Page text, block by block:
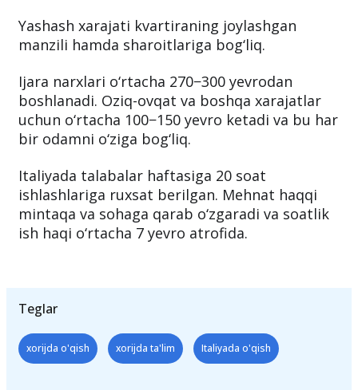
Yashash xarajati kvartiraning joylashgan
manzili hamda sharoitlariga bog‘liq.
Ijara narxlari o‘rtacha 270−300 yevrodan
boshlanadi. Oziq-ovqat va boshqa xarajatlar
uchun o‘rtacha 100−150 yevro ketadi va bu har
bir odamni o‘ziga bog‘liq.
Italiyada talabalar haftasiga 20 soat
ishlashlariga ruxsat berilgan. Mehnat haqqi
mintaqa va sohaga qarab o‘zgaradi va soatlik
ish haqi o‘rtacha 7 yevro atrofida.
Teglar
xorijda o'qish xorijda ta'lim Italiyada o'qish